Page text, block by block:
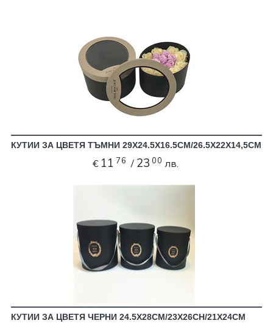
КУТИИ ЗА ЦВЕТЯ ТЪМНИ 29Х24.5Х16.5СМ/26.5Х22Х14,5СМ
€ 11 76 / 23 00 лв.
КУТИИ ЗА ЦВЕТЯ ЧЕРНИ 24.5Х28СМ/23Х26СН/21Х24СМ